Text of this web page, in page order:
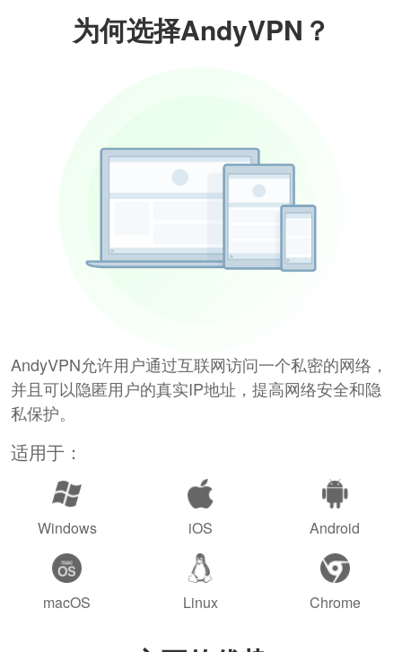
为何选择AndyVPN？
AndyVPN允许用户通过互联网访问一个私密的网络，
并且可以隐匿用户的真实IP地址，提高网络安全和隐
私保护。
适用于：
Windows iOS Android
macOS Linux Chrome